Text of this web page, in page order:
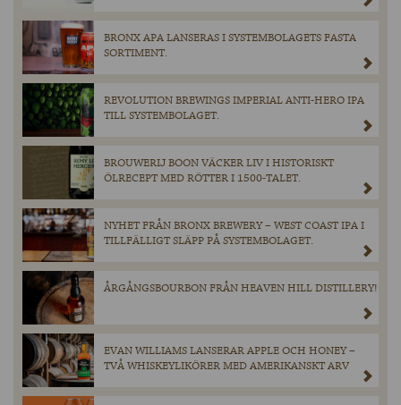
BRONX APA LANSERAS I SYSTEMBOLAGETS FASTA
SORTIMENT.
REVOLUTION BREWINGS IMPERIAL ANTI-HERO IPA
TILL SYSTEMBOLAGET.
BROUWERIJ BOON VÄCKER LIV I HISTORISKT
ÖLRECEPT MED RÖTTER I 1500-TALET.
NYHET FRÅN BRONX BREWERY – WEST COAST IPA I
TILLFÄLLIGT SLÄPP PÅ SYSTEMBOLAGET.
ÅRGÅNGSBOURBON FRÅN HEAVEN HILL DISTILLERY!
EVAN WILLIAMS LANSERAR APPLE OCH HONEY –
TVÅ WHISKEYLIKÖRER MED AMERIKANSKT ARV